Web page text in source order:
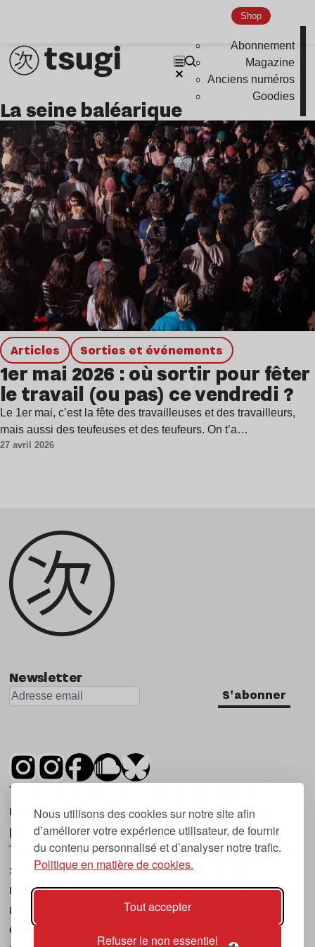
Nous utilisons des cookies sur notre site afin
d’améliorer votre expérience utilisateur, de fournir
du contenu personnalisé et d’analyser notre trafic.
Politique en matière de cookies.
Tout accepter
Refuser le non essentiel
Shop
Abonnement
Magazine
Anciens numéros
Goodies
la seine baléarique
Articles Sorties et événements
1er mai 2026 : où sortir pour fêter
le travail (ou pas) ce vendredi ?
Le 1er mai, c’est la fête des travailleuses et des travailleurs,
mais aussi des teufeuses et des teufeurs. On t’a…
27 avril 2026
Newsletter
S'abonner
Tsugi est un mensuel indépendant sur la
musique et les nouvelles tendances, dont la
première parution date de 2007.
Tsugi en japonais signifie « prochain », « suivant
», ce qui correspond à la thématique du
magazine, à l’affût des nouvelles tendances
musicales, qu’elles viennent de la musique
électronique, du rock ou du hip hop, et des